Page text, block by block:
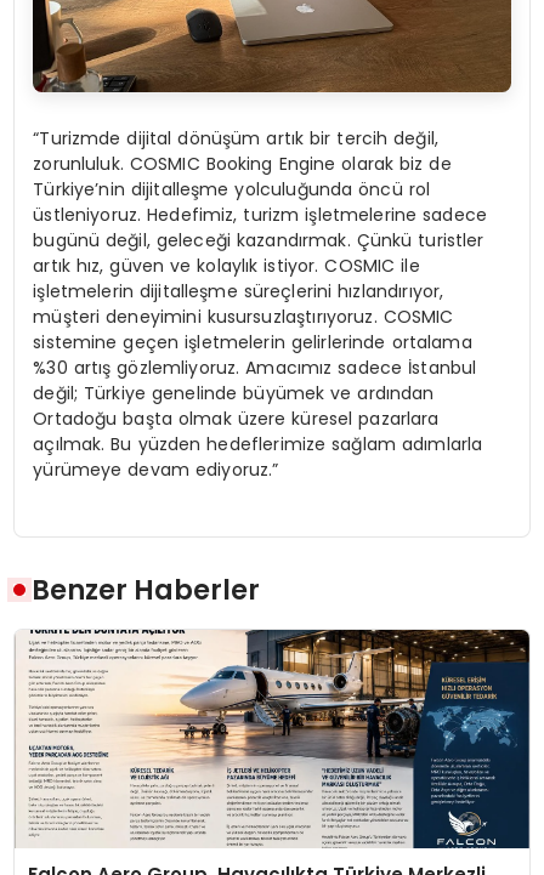
“Turizmde dijital dönüşüm artık bir tercih değil,
zorunluluk. COSMIC Booking Engine olarak biz de
Türkiye’nin dijitalleşme yolculuğunda öncü rol
üstleniyoruz. Hedefimiz, turizm işletmelerine sadece
bugünü değil, geleceği kazandırmak. Çünkü turistler
artık hız, güven ve kolaylık istiyor. COSMIC ile
işletmelerin dijitalleşme süreçlerini hızlandırıyor,
müşteri deneyimini kusursuzlaştırıyoruz. COSMIC
sistemine geçen işletmelerin gelirlerinde ortalama
%30 artış gözlemliyoruz. Amacımız sadece İstanbul
değil; Türkiye genelinde büyümek ve ardından
Ortadoğu başta olmak üzere küresel pazarlara
açılmak. Bu yüzden hedeflerimize sağlam adımlarla
yürümeye devam ediyoruz.”
Benzer Haberler